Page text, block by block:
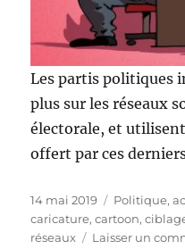
Les partis politiques
plus sur les réseaux
électorale, et
offert par ces
Publié
le
14 mai 2019 Catégories
Politique,
caricature,cartoon,
réseaux
Laisser un